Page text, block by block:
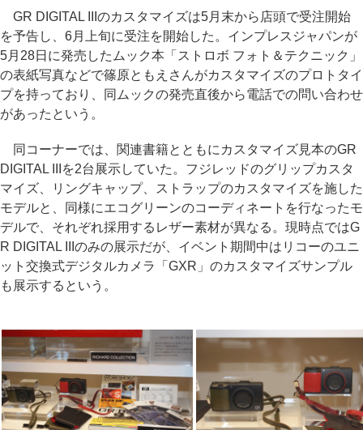
GR DIGITAL IIIのカスタマイズは5月末から店頭で受注開始
を予告し、6月上旬に受注を開始した。インプレスジャパンが
5月28日に発売したムック本「ストロボ フォト＆テクニック」
の表紙写真などで篠原ともえさんがカスタマイズのプロトタイ
プを持っており、同ムックの発売直後から電話での問い合わせ
があったという。
同コーナーでは、関連書籍とともにカスタマイズ見本のGR
DIGITAL IIIを2台展示していた。フジレッドのグリップカスタ
マイズ、リングキャップ、ストラップのカスタマイズを施した
モデルと、同様にエコグリーンのコーディネートを行なったモ
デルで、それぞれ採用するレザー素材が異なる。現時点ではG
R DIGITAL IIIのみの展示だが、イベント期間中はリコーのユニ
ット交換式デジタルカメラ「GXR」のカスタマイズサンプル
も展示するという。